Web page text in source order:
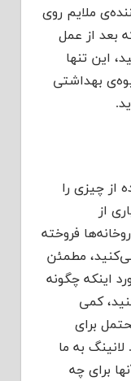
ملایم روی
بعد از عمل
این تنها
بهداشتی
از چیزی را
از
فروخته
مطمئن
اینکه چگونه
کمی
برای
به ما
برای چه